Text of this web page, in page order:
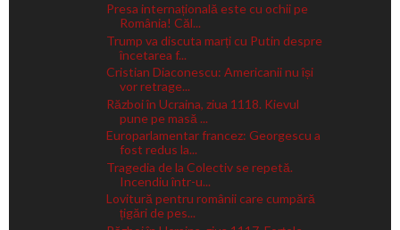
Presa internațională este cu ochii pe
România! Căl...
Trump va discuta marți cu Putin despre
încetarea f...
Cristian Diaconescu: Americanii nu își
vor retrage...
Război în Ucraina, ziua 1118. Kievul
pune pe masă ...
Europarlamentar francez: Georgescu a
fost redus la...
Tragedia de la Colectiv se repetă.
Incendiu într-u...
Lovitură pentru românii care cumpără
țigări de pes...